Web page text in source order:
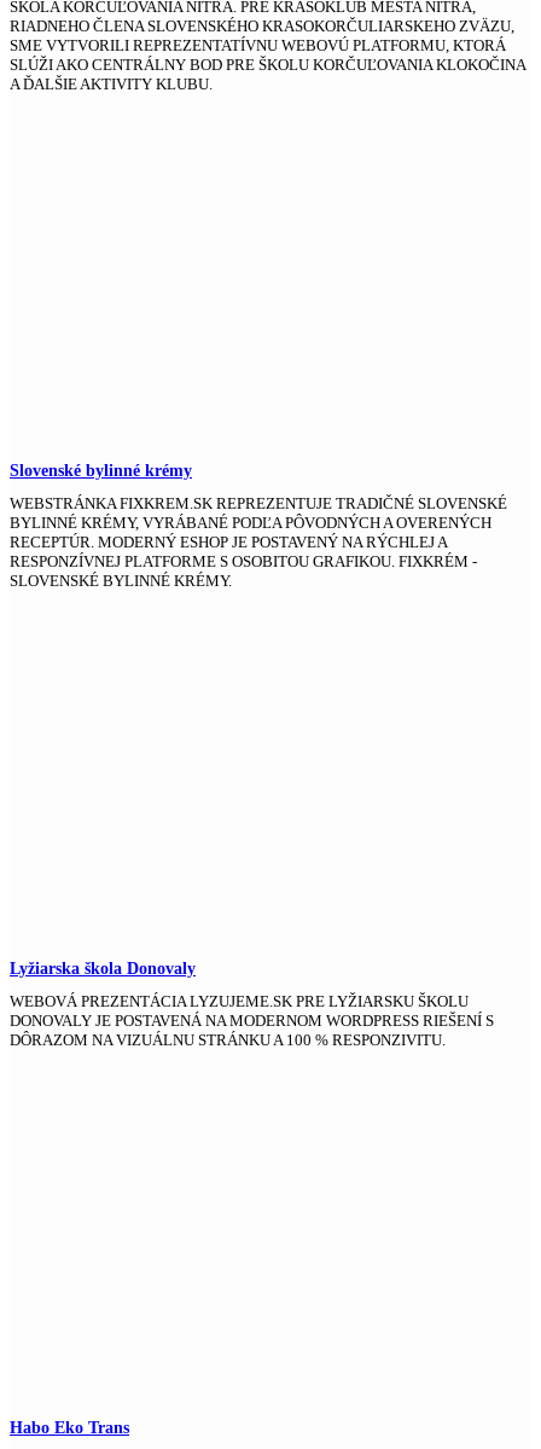
ŠKOLA KORČUĽOVANIA NITRA. PRE KRASOKLUB MESTA NITRA,
RIADNEHO ČLENA SLOVENSKÉHO KRASOKORČULIARSKEHO ZVÄZU,
SME VYTVORILI REPREZENTATÍVNU WEBOVÚ PLATFORMU, KTORÁ
SLÚŽI AKO CENTRÁLNY BOD PRE ŠKOLU KORČUĽOVANIA KLOKOČINA
A ĎALŠIE AKTIVITY KLUBU.
Slovenské bylinné krémy
WEBSTRÁNKA FIXKREM.SK REPREZENTUJE TRADIČNÉ SLOVENSKÉ
BYLINNÉ KRÉMY, VYRÁBANÉ PODĽA PÔVODNÝCH A OVERENÝCH
RECEPTÚR. MODERNÝ ESHOP JE POSTAVENÝ NA RÝCHLEJ A
RESPONZÍVNEJ PLATFORME S OSOBITOU GRAFIKOU. FIXKRÉM -
SLOVENSKÉ BYLINNÉ KRÉMY.
Lyžiarska škola Donovaly
WEBOVÁ PREZENTÁCIA LYZUJEME.SK PRE LYŽIARSKU ŠKOLU
DONOVALY JE POSTAVENÁ NA MODERNOM WORDPRESS RIEŠENÍ S
DÔRAZOM NA VIZUÁLNU STRÁNKU A 100 % RESPONZIVITU.
Habo Eko Trans